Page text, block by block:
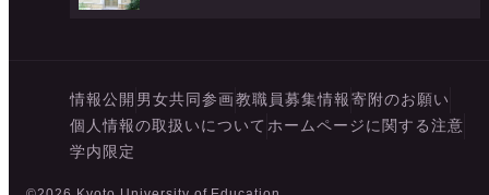
情報公開 男女共同参画教職員募集情報寄附のお願い
個人情報の取扱いについて ホームページに関する注意
学内限定